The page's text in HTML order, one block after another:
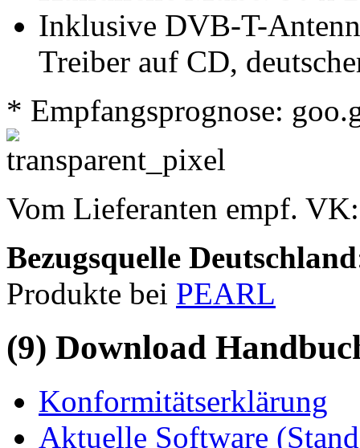
Inklusive DVB-T-
Treiber auf CD,
* Empfangsprognose:
Vom Lieferanten empf.
Bezugsquelle Deutschland
Produkte bei PEARL
(9) Download
Konformitätserklärung
Aktuelle Software